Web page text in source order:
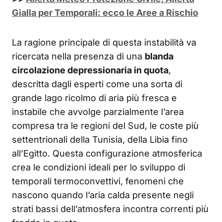
Gialla per Temporali: ecco le Aree a Rischio
La ragione principale di questa instabilità va
ricercata nella presenza di una blanda
circolazione depressionaria in quota,
descritta dagli esperti come una sorta di
grande lago ricolmo di aria più fresca e
instabile che avvolge parzialmente l’area
compresa tra le regioni del Sud, le coste più
settentrionali della Tunisia, della Libia fino
all’Egitto. Questa configurazione atmosferica
crea le condizioni ideali per lo sviluppo di
temporali termoconvettivi, fenomeni che
nascono quando l’aria calda presente negli
strati bassi dell’atmosfera incontra correnti più